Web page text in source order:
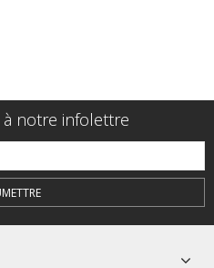
notre infolettre